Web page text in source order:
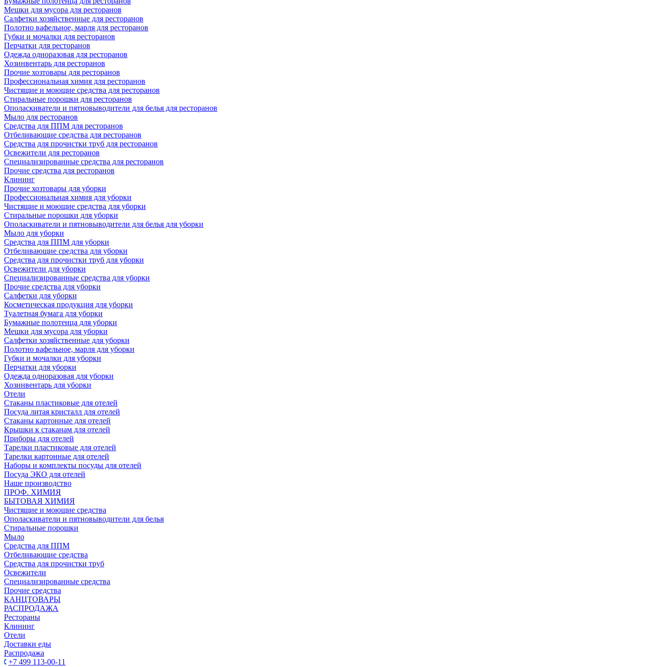
Мешки для мусора для ресторанов
Салфетки хозяйственные для ресторанов
Полотно вафельное, марля для ресторанов
Губки и мочалки для ресторанов
Перчатки для ресторанов
Одежда одноразовая для ресторанов
Хозинвентарь для ресторанов
Прочие хозтовары для ресторанов
Профессиональная химия для ресторанов
Чистящие и моющие средства для ресторанов
Стиральные порошки для ресторанов
Ополаскиватели и пятновыводители для белья для ресторанов
Мыло для ресторанов
Средства для ППМ для ресторанов
Отбеливающие средства для ресторанов
Средства для прочистки труб для ресторанов
Освежители для ресторанов
Специализированные средства для ресторанов
Прочие средства для ресторанов
Клининг
Прочие хозтовары для уборки
Профессиональная химия для уборки
Чистящие и моющие средства для уборки
Стиральные порошки для уборки
Ополаскиватели и пятновыводители для белья для уборки
Мыло для уборки
Средства для ППМ для уборки
Отбеливающие средства для уборки
Средства для прочистки труб для уборки
Освежители для уборки
Специализированные средства для уборки
Прочие средства для уборки
Салфетки для уборки
Косметическая продукция для уборки
Туалетная бумага для уборки
Бумажные полотенца для уборки
Мешки для мусора для уборки
Салфетки хозяйственные для уборки
Полотно вафельное, марля для уборки
Губки и мочалки для уборки
Перчатки для уборки
Одежда одноразовая для уборки
Хозинвентарь для уборки
Отели
Стаканы пластиковые для отелей
Посуда литая кристалл для отелей
Стаканы картонные для отелей
Крышки к стаканам для отелей
Приборы для отелей
Тарелки пластиковые для отелей
Тарелки картонные для отелей
Наборы и комплекты посуды для отелей
Посуда ЭКО для отелей
Наше производство
ПРОФ. ХИМИЯ
БЫТОВАЯ ХИМИЯ
Чистящие и моющие средства
Ополаскиватели и пятновыводители для белья
Стиральные порошки
Мыло
Средства для ППМ
Отбеливающие средства
Средства для прочистки труб
Освежители
Специализированные средства
Прочие средства
КАНЦТОВАРЫ
РАСПРОДАЖА
Рестораны
Клининг
Отели
Доставки еды
Распродажа
+7 499 113-00-11